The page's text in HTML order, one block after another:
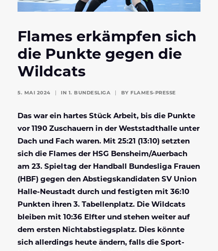
Flames erkämpfen sich
die Punkte gegen die
Wildcats
5. MAI 2024 IN 1. BUNDESLIGA BY FLAMES-PRESSE
Das war ein hartes Stück Arbeit, bis die Punkte
vor 1190 Zuschauern in der Weststadthalle unter
Dach und Fach waren. Mit 25:21 (13:10) setzten
sich die Flames der HSG Bensheim/Auerbach
am 23. Spieltag der Handball Bundesliga Frauen
(HBF) gegen den Abstiegskandidaten SV Union
Halle-Neustadt durch und festigten mit 36:10
Punkten ihren 3. Tabellenplatz. Die Wildcats
bleiben mit 10:36 Elfter und stehen weiter auf
dem ersten Nichtabstiegsplatz. Dies könnte
sich allerdings heute ändern, falls die Sport-